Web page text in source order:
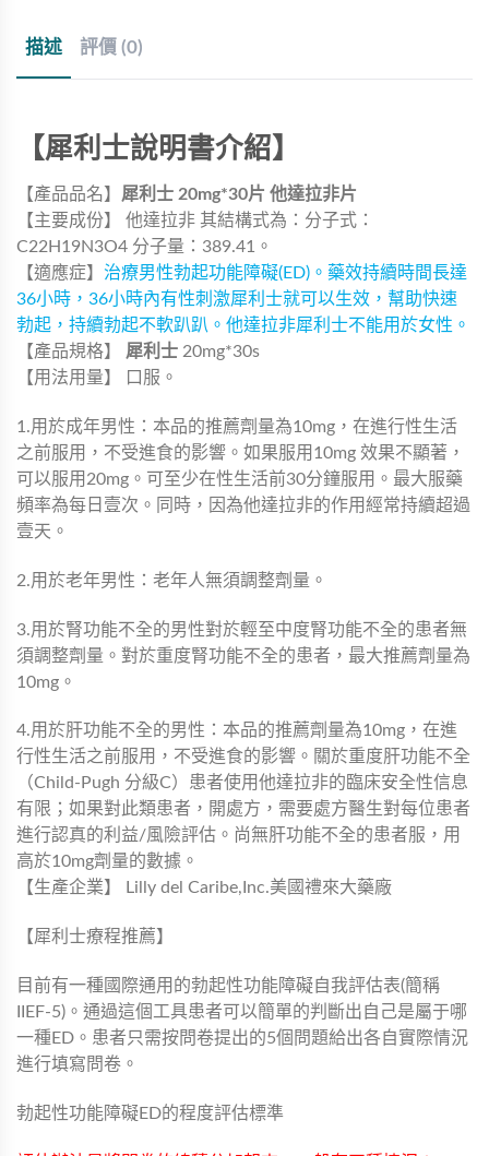
描述 評價 (0)
【犀利士說明書介紹】
【產品品名】 犀利士 20mg*30片 他達拉非片
【主要成份】 他達拉非 其結構式為：分子式：
C22H19N3O4 分子量：389.41。
【適應症】 治療男性勃起功能障礙(ED)。藥效持續時間長達
36小時，36小時內有性刺激犀利士就可以生效，幫助快速
勃起，持續勃起不軟趴趴。他達拉非犀利士不能用於女性。
【產品規格】 犀利士 20mg*30s
【用法用量】 口服。
1.用於成年男性：本品的推薦劑量為10mg，在進行性生活
之前服用，不受進食的影響。如果服用10mg 效果不顯著，
可以服用20mg。可至少在性生活前30分鐘服用。最大服藥
頻率為每日壹次。同時，因為他達拉非的作用經常持續超過
壹天。
2.用於老年男性：老年人無須調整劑量。
3.用於腎功能不全的男性對於輕至中度腎功能不全的患者無
須調整劑量。對於重度腎功能不全的患者，最大推薦劑量為
10mg。
4.用於肝功能不全的男性：本品的推薦劑量為10mg，在進
行性生活之前服用，不受進食的影響。關於重度肝功能不全
（Child-Pugh 分級C）患者使用他達拉非的臨床安全性信息
有限；如果對此類患者，開處方，需要處方醫生對每位患者
進行認真的利益/風險評估。尚無肝功能不全的患者服，用
高於10mg劑量的數據。
【生產企業】 Lilly del Caribe,Inc.美國禮來大藥廠
【犀利士療程推薦】
目前有一種國際通用的勃起性功能障礙自我評估表(簡稱
IIEF-5)。通過這個工具患者可以簡單的判斷出自己是屬于哪
一種ED。患者只需按問卷提出的5個問題給出各自實際情況
進行填寫問卷。
勃起性功能障礙ED的程度評估標準